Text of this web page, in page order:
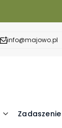
info@majowo.pl